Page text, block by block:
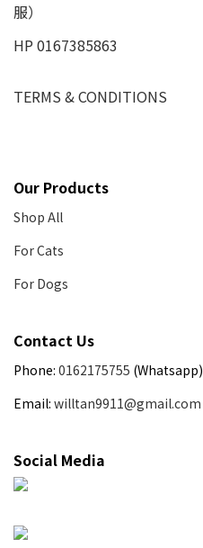
服）
HP 0167385863
TERMS & CONDITIONS
Our Products
Shop All
For Cats
For Dogs
Contact Us
Phone: 0162175755 (Whatsapp)
Email: willtan9911@gmail.com
Social Media